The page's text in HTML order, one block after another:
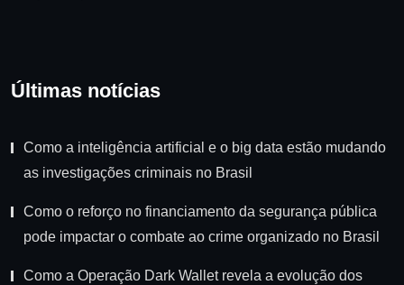
Últimas notícias
Como a inteligência artificial e o big data estão mudando
as investigações criminais no Brasil
Como o reforço no financiamento da segurança pública
pode impactar o combate ao crime organizado no Brasil
Como a Operação Dark Wallet revela a evolução dos